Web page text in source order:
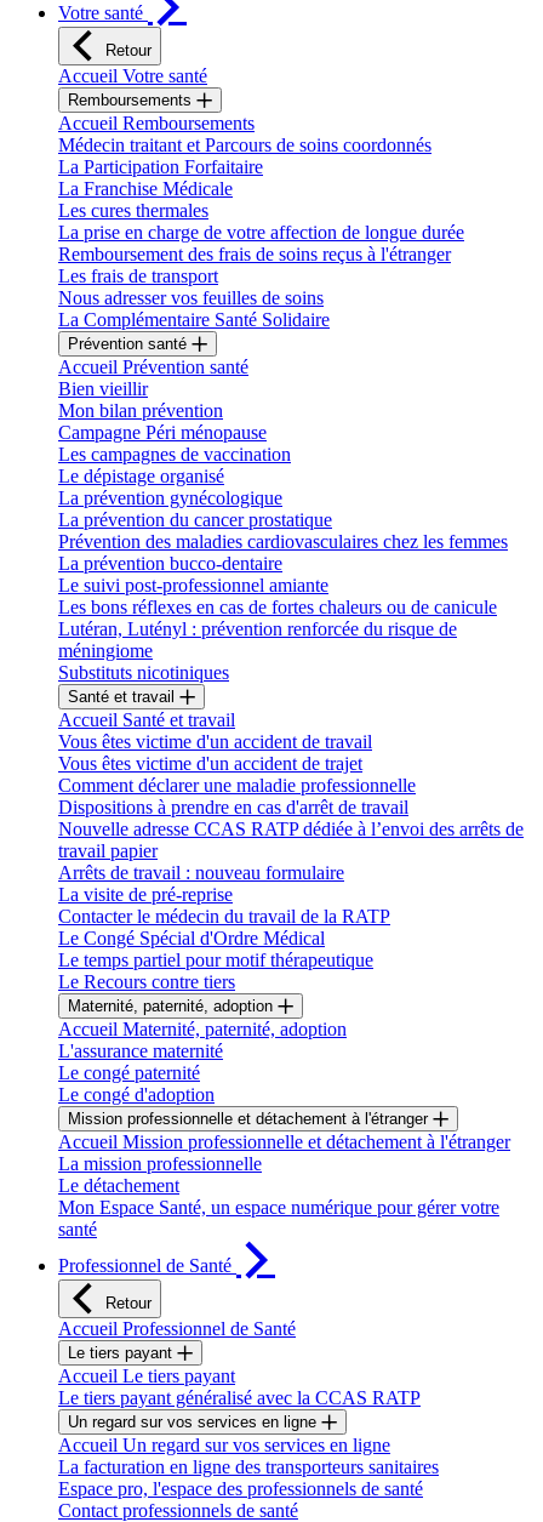
Votre santé
Retour
Accueil Votre santé
Remboursements
Accueil Remboursements
Médecin traitant et Parcours de soins coordonnés
La Participation Forfaitaire
La Franchise Médicale
Les cures thermales
La prise en charge de votre affection de longue durée
Remboursement des frais de soins reçus à l'étranger
Les frais de transport
Nous adresser vos feuilles de soins
La Complémentaire Santé Solidaire
Prévention santé
Accueil Prévention santé
Bien vieillir
Mon bilan prévention
Campagne Péri ménopause
Les campagnes de vaccination
Le dépistage organisé
La prévention gynécologique
La prévention du cancer prostatique
Prévention des maladies cardiovasculaires chez les femmes
La prévention bucco-dentaire
Le suivi post-professionnel amiante
Les bons réflexes en cas de fortes chaleurs ou de canicule
Lutéran, Lutényl : prévention renforcée du risque de
méningiome
Substituts nicotiniques
Santé et travail
Accueil Santé et travail
Vous êtes victime d'un accident de travail
Vous êtes victime d'un accident de trajet
Comment déclarer une maladie professionnelle
Dispositions à prendre en cas d'arrêt de travail
Nouvelle adresse CCAS RATP dédiée à l’envoi des arrêts de
travail papier
Arrêts de travail : nouveau formulaire
La visite de pré-reprise
Contacter le médecin du travail de la RATP
Le Congé Spécial d'Ordre Médical
Le temps partiel pour motif thérapeutique
Le Recours contre tiers
Maternité, paternité, adoption
Accueil Maternité, paternité, adoption
L'assurance maternité
Le congé paternité
Le congé d'adoption
Mission professionnelle et détachement à l'étranger
Accueil Mission professionnelle et détachement à l'étranger
La mission professionnelle
Le détachement
Mon Espace Santé, un espace numérique pour gérer votre
santé
Professionnel de Santé
Retour
Accueil Professionnel de Santé
Le tiers payant
Accueil Le tiers payant
Le tiers payant généralisé avec la CCAS RATP
Un regard sur vos services en ligne
Accueil Un regard sur vos services en ligne
La facturation en ligne des transporteurs sanitaires
Espace pro, l'espace des professionnels de santé
Contact professionnels de santé